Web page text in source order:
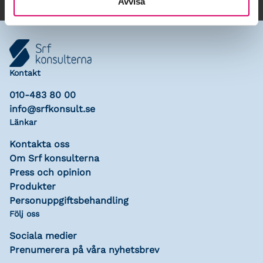
Kontakt
010-483 80 00
info@srfkonsult.se
Länkar
Kontakta oss
Om Srf konsulterna
Press och opinion
Produkter
Personuppgiftsbehandling
Följ oss
Sociala medier
Prenumerera på våra nyhetsbrev